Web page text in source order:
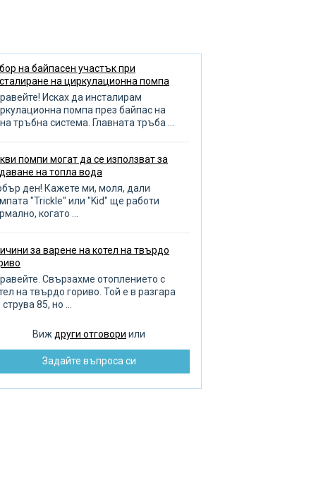
на радиатора
на басейна
за помпа
кръгове
на отоплителен котел
на градината
кърпа
за избор на тръби
на тръби
с тръбопровода
на водата
на помпата
на байпасен участък при
на циркулационна помпа
Исках да инсталирам
помпа през байпас на
тръбна система. Главната тръба ...
помпи могат да се използват за
на топла вода
ден! Кажете ми, моля, дали
"Trickle" или "Kid" ще работи
когато ...
за варене на котел на твърдо
Свързахме отоплението с
на твърдо гориво. Той е в разгара
струва 85, но ...
Виж други отговори или
Задайте въпроса си